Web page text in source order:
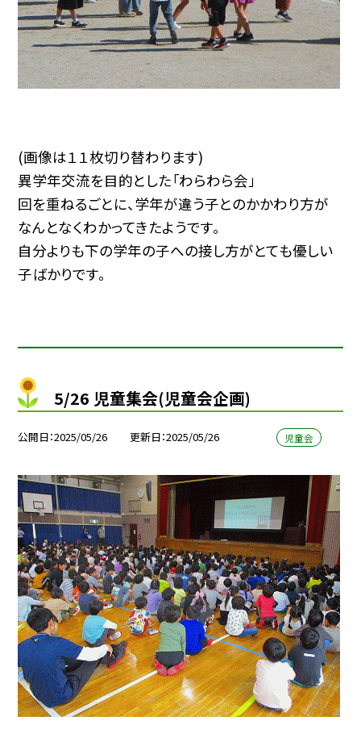
(画像は１１枚切り替わります)
異学年交流を目的とした「わらわら会」
回を重ねるごとに、学年が違う子とのかかわり方が
なんとなくわかってきたようです。
自分よりも下の学年の子への接し方がとても優しい
子ばかりです。
5/26 児童集会(児童会企画)
公開日 2025/05/26 更新日 2025/05/26 児童会